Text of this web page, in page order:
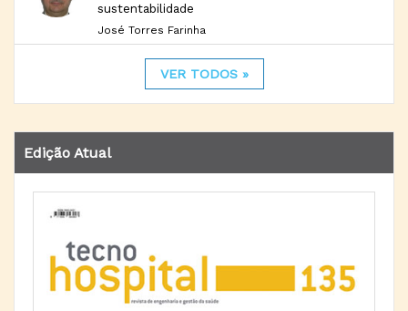
sustentabilidade
José Torres Farinha
VER TODOS »
Edição Atual